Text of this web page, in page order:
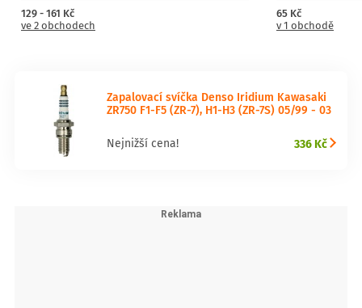
129 - 161 Kč
ve 2 obchodech
65 Kč
v 1 obchodě
Zapalovací svíčka Denso Iridium Kawasaki
ZR750 F1-F5 (ZR-7), H1-H3 (ZR-7S) 05/99 - 03
Nejnižší cena! 336 Kč